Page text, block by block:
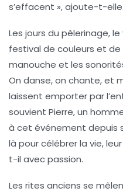
s’effacent », ajoute-t-elle.
Les jours du pèlerinage,
festival de couleurs et de
manouche et les
On danse, on chante, et
laissent emporter par
souvient Pierre, un
à cet événement depuis
là pour célébrer la vie,
t-il avec passion.
Les rites anciens se